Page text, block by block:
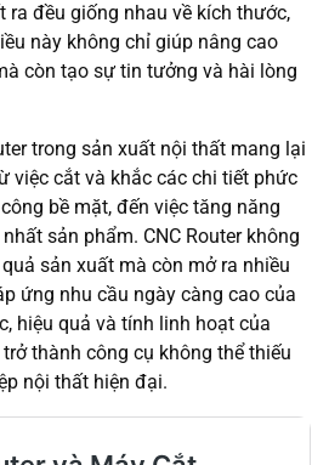
ra đều giống nhau về kích thước,
này không chỉ giúp nâng cao
còn tạo sự tin tưởng và hài lòng
trong sản xuất nội thất mang lại
việc cắt và khắc các chi tiết phức
bề mặt, đến việc tăng năng
sản phẩm. CNC Router không
sản xuất mà còn mở ra nhiều
ứng nhu cầu ngày càng cao của
hiệu quả và tính linh hoạt của
thành công cụ không thể thiếu
nội thất hiện đại.